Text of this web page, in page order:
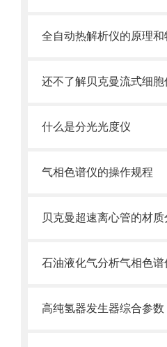
全自动热解析仪的原理和
什么是分光光度仪
气相色谱仪的操作规程
贝克曼超速离心管的材质
石油液化气分析气相色
高纯氢器发生器综合参数